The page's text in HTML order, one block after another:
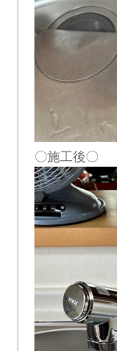
〇施工後〇